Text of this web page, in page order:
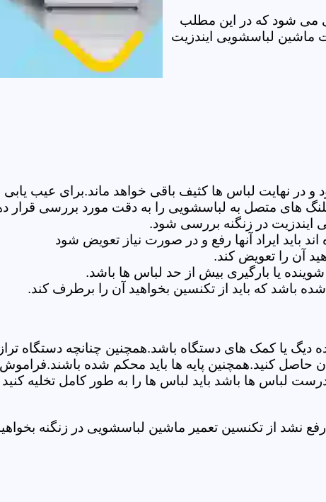
می شود که در این مطلب
ماشین لباسشویی ایندزیت
نهایت لباس ها کثیف باقی خواهد ماند.برای عیب یابی
های متصل به لباسشویی را به دقت مورد بررسی قرار
ایندزیت در زنگنه بررسی شود.
باید ایراد آنها رفع و در صورت نیاز تعویض شود
آن را تعویض کند.
یا بارگیری بیش از حد لباس ها باشد.
که باید از تکنسین بخواهید آن را برطرف کند.
دیگ یا کمک های دستگاه باشد.همچنین چنانچه دستگاه
حاصل کنید.همچنین پایه ها باید محکم شده
لباس ها باشد باید لباس ها را به طور کامل تخلیه
نشد از تکنسین تعمیر ماشین لباسشویی در زنگنه